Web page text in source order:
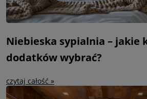
Niebieska sypialnia – jakie
dodatków wybrać?
czytaj całość »